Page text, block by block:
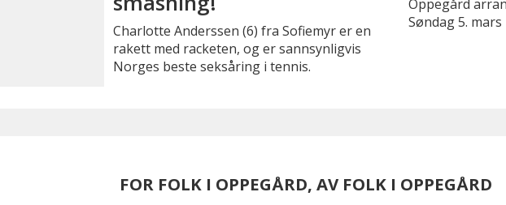
Charlotte Anderssen (6) fra Sofiemyr er en
rakett med racketen, og er sannsynligvis
Norges beste seksåring i tennis.
Oppegård
Søndag 5.
FOR FOLK I OPPEGÅRD, AV FOLK I OPPEGÅRD